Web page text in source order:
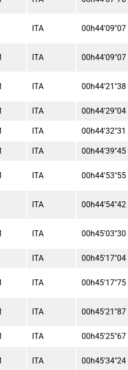
ITA 00h44'09"07
ITA 00h44'09"07
ITA 00h44'21"38
ITA 00h44'29"04
ITA 00h44'32"31
ITA 00h44'39"45
ITA 00h44'53"55
ITA 00h44'54"42
ITA 00h45'03"30
ITA 00h45'17"04
ITA 00h45'17"75
ITA 00h45'21"87
ITA 00h45'25"67
ITA 00h45'34"24